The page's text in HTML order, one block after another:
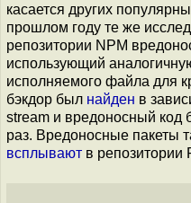
касается других
прошлом году те же
репозитории NPM
использующий
исполняемого файла для
бэкдор был найден в
stream и вредоносный код
раз. Вредоносные пакеты
всплывают в репозитории